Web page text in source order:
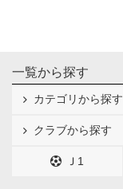
一覧から探す
カテゴリから探す
クラブから探す
Ｊ1